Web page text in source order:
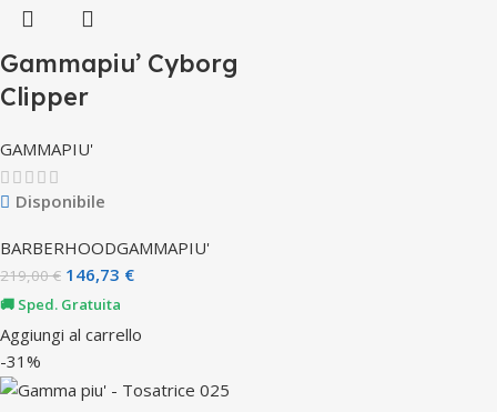
Gammapiu’ Cyborg
Clipper
GAMMAPIU'
Disponibile
BARBERHOODGAMMAPIU'
219,00€ 146,73 €
🚚 Sped. Gratuita
Aggiungi al carrello
-31%